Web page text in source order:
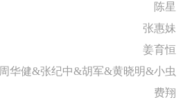
陈星
张惠妹
姜育恒
周华健&张纪中&胡军&黄晓明&小虫
费翔